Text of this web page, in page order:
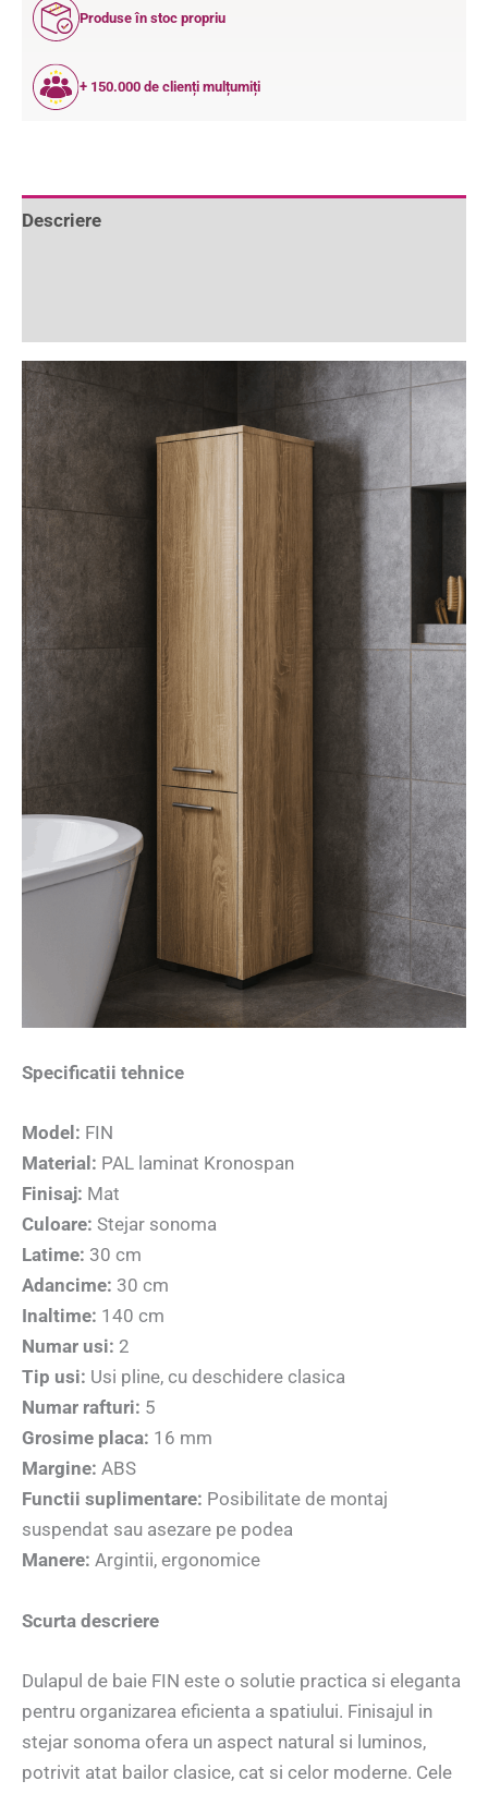
Produse în stoc propriu
+ 150.000 de clienți mulțumiți
Descriere
Specificatii tehnice
Model: FIN
Material: PAL laminat Kronospan
Finisaj: Mat
Culoare: Stejar sonoma
Latime: 30 cm
Adancime: 30 cm
Inaltime: 140 cm
Numar usi: 2
Tip usi: Usi pline, cu deschidere clasica
Numar rafturi: 5
Grosime placa: 16 mm
Margine: ABS
Functii suplimentare: Posibilitate de montaj
suspendat sau asezare pe podea
Manere: Argintii, ergonomice
Scurta descriere
Dulapul de baie FIN este o solutie practica si eleganta
pentru organizarea eficienta a spatiului. Finisajul in
stejar sonoma ofera un aspect natural si luminos,
potrivit atat bailor clasice, cat si celor moderne. Cele